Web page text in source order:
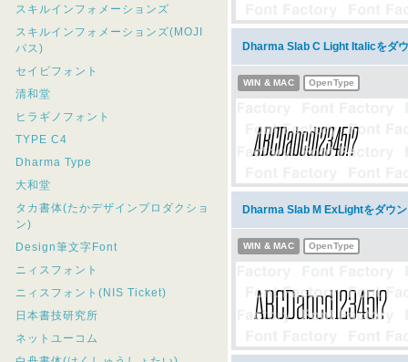
スキルインフォメーションズ
スキルインフォメーションズ(MOJI
パス)
セイビフォント
清和堂
ヒラギノフォント
TYPE C4
Dharma Type
大和堂
タカ書体(たかデザインプロダクショ
ン)
Design筆文字Font
ニィスフォント
ニィスフォント(NIS Ticket)
日本書技研究所
ネットユーコム
Dharma Slab C Light Italicをダ
WIN & MAC OpenType
Dharma Slab M ExLightをダウ
WIN & MAC OpenType